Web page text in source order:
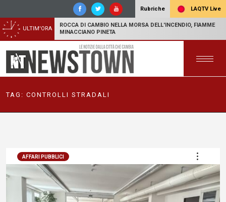
Rubriche LAQTV Live
ULTIM'ORA
ROCCA DI CAMBIO NELLA MORSA DELL'INCENDIO, FIAMME
MINACCIANO PINETA
TAG: CONTROLLI STRADALI
AFFARI PUBBLICI